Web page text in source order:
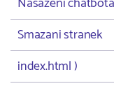
Smazani stranek
index.html )